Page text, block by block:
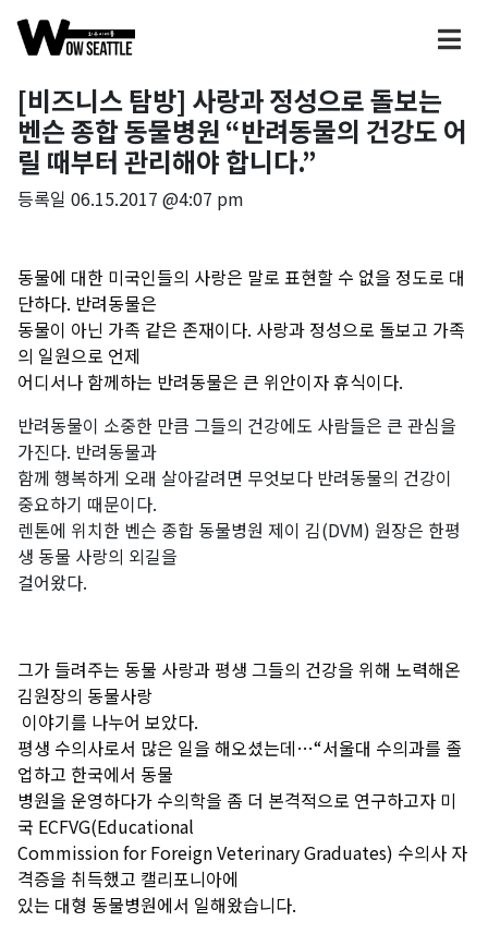
[비즈니스 탐방] 사랑과 정성으로 돌보는
벤슨 종합 동물병원 “반려동물의 건강도 어
릴 때부터 관리해야 합니다.”
등록일 06.15.2017 @4:07 pm
동물에 대한 미국인들의 사랑은 말로 표현할 수 없을 정도로 대
단하다. 반려동물은
동물이 아닌 가족 같은 존재이다. 사랑과 정성으로 돌보고 가족
의 일원으로 언제
어디서나 함께하는 반려동물은 큰 위안이자 휴식이다.
반려동물이 소중한 만큼 그들의 건강에도 사람들은 큰 관심을
가진다. 반려동물과
함께 행복하게 오래 살아갈려면 무엇보다 반려동물의 건강이
중요하기 때문이다.
렌톤에 위치한 벤슨 종합 동물병원 제이 김(DVM) 원장은 한평
생 동물 사랑의 외길을
걸어왔다.
그가 들려주는 동물 사랑과 평생 그들의 건강을 위해 노력해온
김원장의 동물사랑
이야기를 나누어 보았다.
평생 수의사로서 많은 일을 해오셨는데…“서울대 수의과를 졸
업하고 한국에서 동물
병원을 운영하다가 수의학을 좀 더 본격적으로 연구하고자 미
국 ECFVG(Educational
Commission for Foreign Veterinary Graduates) 수의사 자
격증을 취득했고 캘리포니아에
있는 대형 동물병원에서 일해왔습니다.